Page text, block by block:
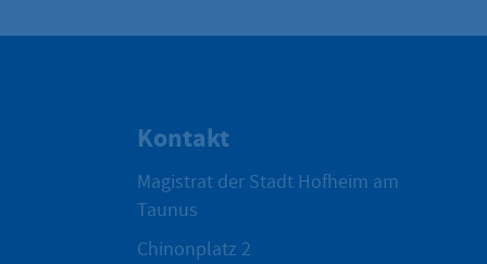
Kontakt
Magistrat der Stadt Hofheim am
Taunus
Chinonplatz 2